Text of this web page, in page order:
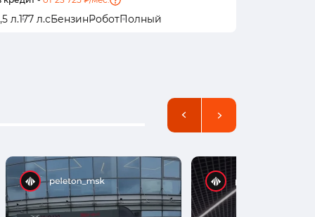
л.177 л.сБензинРоботПолный